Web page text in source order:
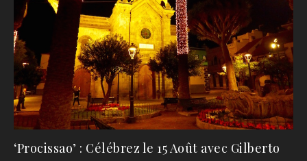
‘Procissao’ : Célébrez le 15 Août avec Gilberto